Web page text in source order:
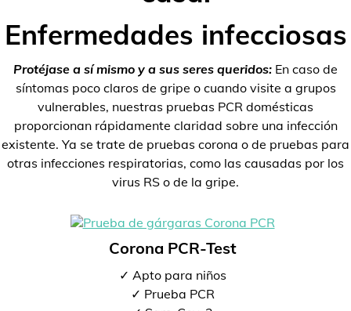
Enfermedades infecciosas
Protéjase a sí mismo y a sus seres queridos: En caso de
síntomas poco claros de gripe o cuando visite a grupos
vulnerables, nuestras pruebas PCR domésticas
proporcionan rápidamente claridad sobre una infección
existente. Ya se trate de pruebas corona o de pruebas para
otras infecciones respiratorias, como las causadas por los
virus RS o de la gripe.
Corona PCR-Test
✓ Apto para niños
✓ Prueba PCR